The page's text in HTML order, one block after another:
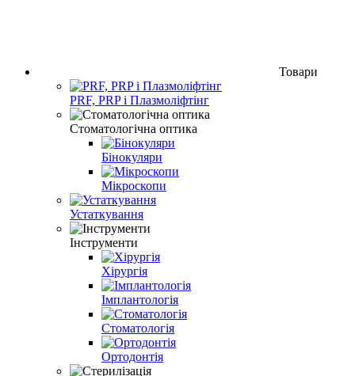
Товари
PRF, PRP і Плазмоліфтінг
Стоматологічна оптика
Бінокуляри
Мікроскопи
Устаткування
Інструменти
Хірургія
Імплантологія
Стоматологія
Ортодонтія